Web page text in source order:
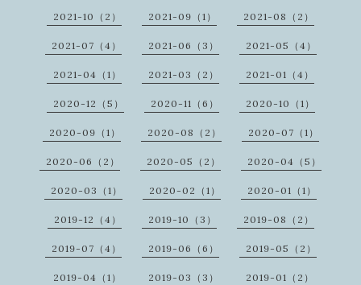
2021-10（2） 2021-09（1） 2021-08（2）
2021-07（4） 2021-06（3） 2021-05（4）
2021-04（1） 2021-03（2） 2021-01（4）
2020-12（5） 2020-11（6） 2020-10（1）
2020-09（1） 2020-08（2） 2020-07（1）
2020-06（2） 2020-05（2） 2020-04（5）
2020-03（1） 2020-02（1） 2020-01（1）
2019-12（4） 2019-10（3） 2019-08（2）
2019-07（4） 2019-06（6） 2019-05（2）
2019-04（1） 2019-03（3） 2019-01（2）